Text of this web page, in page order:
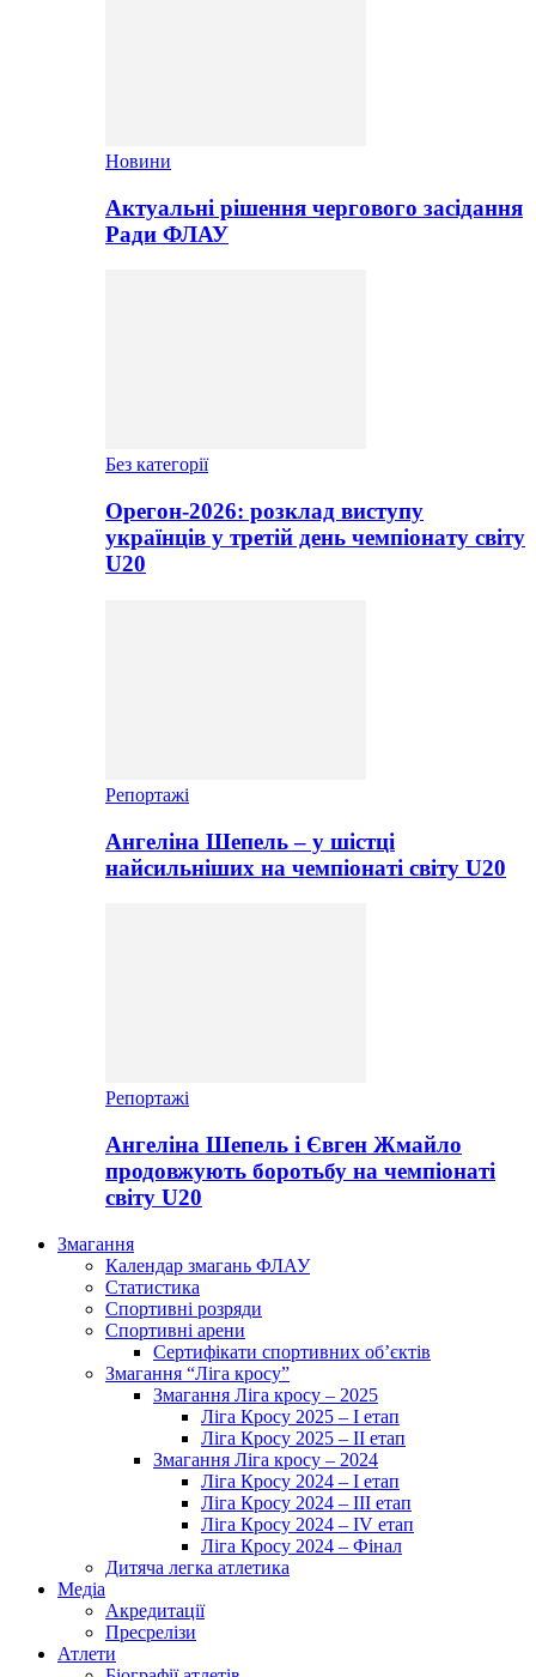
Новини
Актуальні рішення чергового засідання
Ради ФЛАУ
Без категорії
Орегон-2026: розклад виступу
українців у третій день чемпіонату світу
U20
Репортажі
Ангеліна Шепель – у шістці
найсильніших на чемпіонаті світу U20
Репортажі
Ангеліна Шепель і Євген Жмайло
продовжують боротьбу на чемпіонаті
світу U20
Змагання
Календар змагань ФЛАУ
Статистика
Спортивні розряди
Спортивні арени
Сертифікати спортивних об’єктів
Змагання “Ліга кросу”
Змагання Ліга кросу – 2025
Ліга Кросу 2025 – I етап
Ліга Кросу 2025 – II етап
Змагання Ліга кросу – 2024
Ліга Кросу 2024 – I етап
Ліга Кросу 2024 – III етап
Ліга Кросу 2024 – IV етап
Ліга Кросу 2024 – Фінал
Дитяча легка атлетика
Медіа
Акредитації
Пресрелізи
Атлети